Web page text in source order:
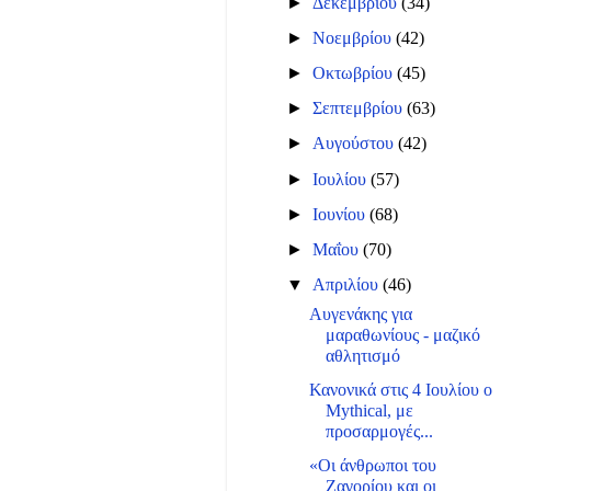
►Νοεμβρίου(42)
►Οκτωβρίου(45)
►Σεπτεμβρίου(63)
► Αυγούστου(42)
►Ιουλίου(57)
►Ιουνίου(68)
►Μαΐου(70)
▼ Απριλίου(46)
Αυγενάκης για
μαραθωνίους - μαζικό
αθλητισμό
Κανονικά στις 4 Ιουλίου ο
Mythical, με
προσαρμογές...
«Οι άνθρωποι του
Ζαγορίου και οι